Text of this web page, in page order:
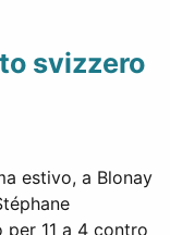
svizzero
estivo, a Blonay
11 a 4 contro